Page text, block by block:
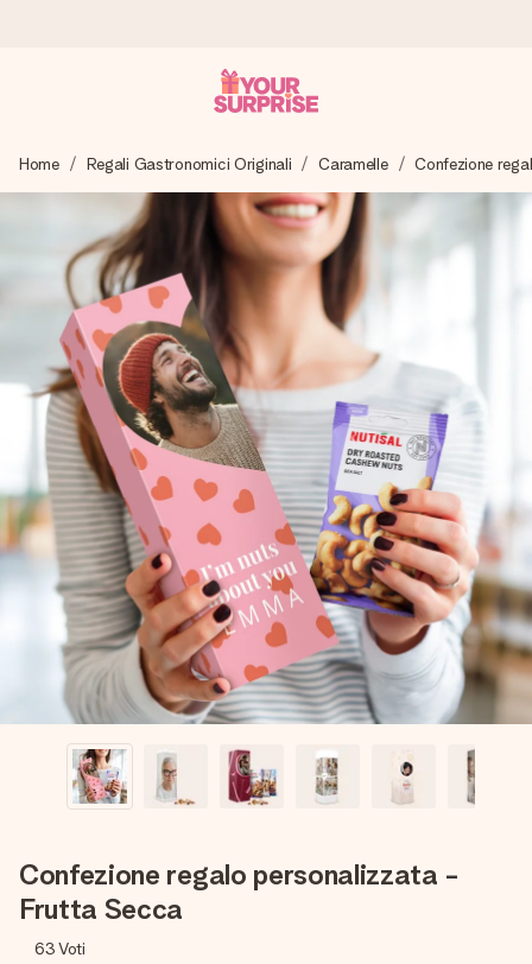
Prepariamo il tuo regalo con attenzione e lo spediamo in un
lampo – così potrai consegnarlo al momento giusto, quando
conta davvero.
4,7 (basato su +15.000 recensioni)
I nostri regali ispirano. I clienti ci valutano 4,7 su Google
Reviews.
Biglietto d'auguri gratuito
Realizza qualcosa di unico in pochi passi – con il suo nome,
una tua foto o un messaggio che tocchi il cuore. Nessuna
complicazione, solo tanto amore per il momento perfetto.
Home Regali Gastronomici Originali Caramelle Confezione
Confezione regalo personalizzata -
Frutta Secca
63Voti